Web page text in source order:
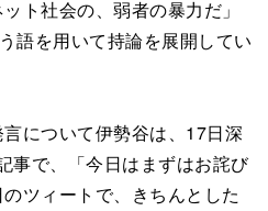
ト社会の、弱者の暴力だ」
語を用いて持論を展開してい
について伊勢谷は、17日深
事で、「今日はまずはお詫び
ツィートで、きちんとした